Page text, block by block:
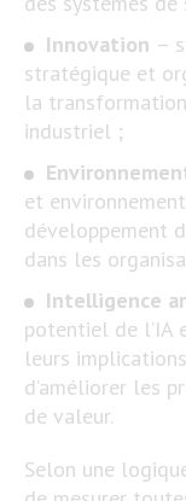
Innovation –
stratégique et
la
industriel ;
et
développement
dans les
Intelligence
potentiel de
leurs
d’améliorer les
de valeur.
Selon une